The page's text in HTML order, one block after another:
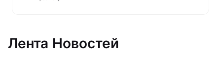
Лента Новостей